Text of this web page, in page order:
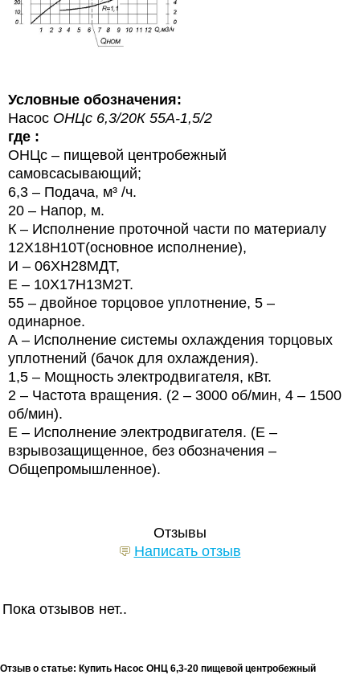
Условные обозначения:
Насос ОНЦс 6,3/20К 55А-1,5/2
где :
ОНЦс – пищевой центробежный
самовсасывающий;
6,3 – Подача, м³ /ч.
20 – Напор, м.
К – Исполнение проточной части по материалу
12Х18Н10Т(основное исполнение),
И – 06ХН28МДТ,
Е – 10Х17Н13М2Т.
55 – двойное торцовое уплотнение, 5 –
одинарное.
А – Исполнение системы охлаждения торцовых
уплотнений (бачок для охлаждения).
1,5 – Мощность электродвигателя, кВт.
2 – Частота вращения. (2 – 3000 об/мин, 4 – 1500
об/мин).
Е – Исполнение электродвигателя. (Е –
взрывозащищенное, без обозначения –
Общепромышленное).
Отзывы
Написать отзыв
Пока отзывов нет..
Отзыв о статье: Купить Насос ОНЦ 6,3-20 пищевой центробежный